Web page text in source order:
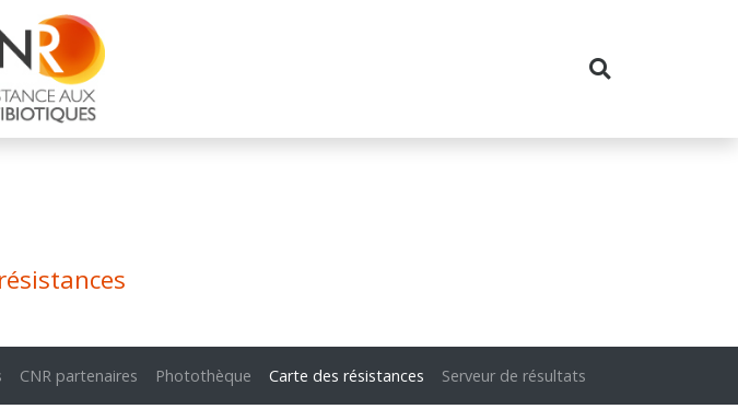
CNR partenaires Photothèque Carte des résistances Serveur de résultats